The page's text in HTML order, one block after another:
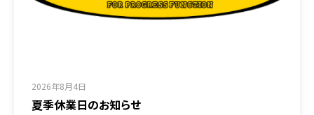
2026年8月4日
夏季休業日のお知らせ